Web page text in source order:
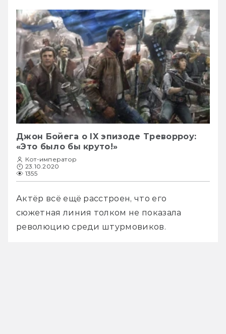
Джон Бойега о IX эпизоде Треворроу:
«Это было бы круто!»
Кот-император
23.10.2020
1355
Актёр всё ещё расстроен, что его
сюжетная линия толком не показала
революцию среди штурмовиков.